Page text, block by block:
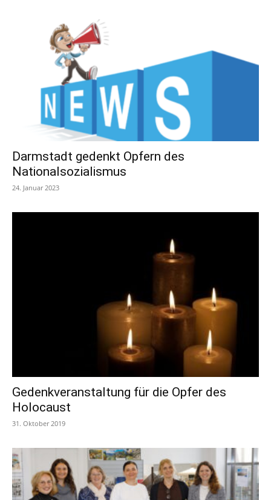
Darmstadt gedenkt Opfern des
Nationalsozialismus
24. Januar 2023
Gedenkveranstaltung für die Opfer des
Holocaust
31. Oktober 2019